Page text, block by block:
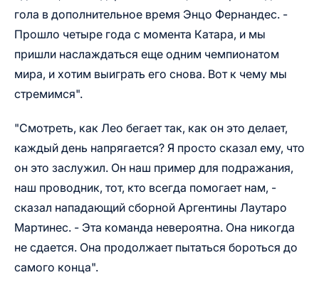
гола в дополнительное время Энцо Фернандес. -
Прошло четыре года с момента Катара, и мы
пришли наслаждаться еще одним чемпионатом
мира, и хотим выиграть его снова. Вот к чему мы
стремимся".
"Смотреть, как Лео бегает так, как он это делает,
каждый день напрягается? Я просто сказал ему, что
он это заслужил. Он наш пример для подражания,
наш проводник, тот, кто всегда помогает нам, -
сказал нападающий сборной Аргентины Лаутаро
Мартинес. - Эта команда невероятна. Она никогда
не сдается. Она продолжает пытаться бороться до
самого конца".